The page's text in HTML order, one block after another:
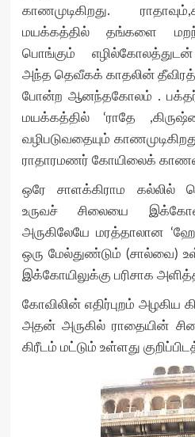
காணமுடிகிறது.
மயக்கத்தில் தங்களை
பொங்கும் எழில்கோலத்துடன்
அந்த தெவீகக் காதலின்
போன்ற ஆனந்தகோலம் .
மயக்கத்தில் ‘ராதே
வழிபடுவதையும்
ராதாரமணர் கோயிலைக்
ஒரே சாளக்கிராம கல்லில்
உருவச் சிலையை
அருகிலேயே மரத்தாலான
ஒரு மேல்துண்டும் (சால்வை)
இக்கோயிலுக்கு பரிசாக
கோவிலின் எதிர்புறம் அழகிய
அதன் அருகில் ராதையின்
கிரீடம் மட்டும் உள்ளது